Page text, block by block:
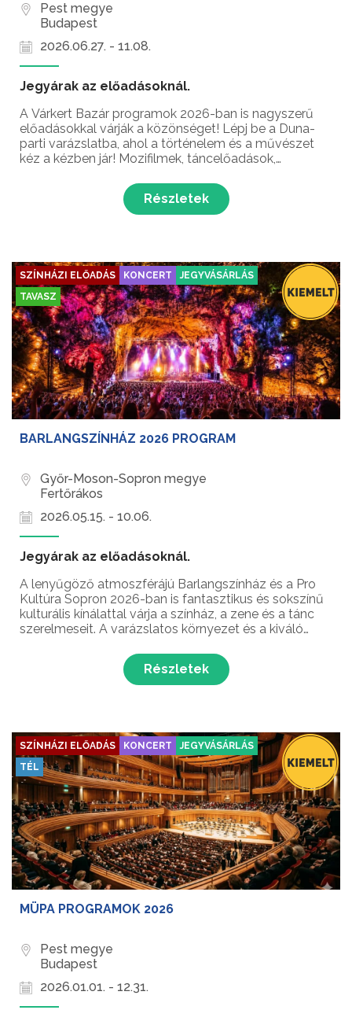
Pest megye
Budapest
2026.06.27. - 11.08.
Jegyárak az előadásoknál.
A Várkert Bazár programok 2026-ban is nagyszerű
előadásokkal várják a közönséget! Lépj be a Duna-
parti varázslatba, ahol a történelem és a művészet
kéz a kézben jár! Mozifilmek, táncelőadások,
helyen, Budapest ékszerdobozában a Várkert
Részletek
SZÍNHÁZI ELŐADÁS KONCERT
JEGYVÁSÁRLÁS
TAVASZ
BARLANGSZÍNHÁZ 2026 PROGRAM
Győr-Moson-Sopron megye
Fertőrákos
2026.05.15. - 10.06.
Jegyárak az előadásoknál.
A lenyűgöző atmoszférájú Barlangszínház és a Pro
Kultúra Sopron 2026-ban is fantasztikus és sokszínű
kulturális kínálattal várja a színház, a zene és a tánc
szerelmeseit. A varázslatos környezet és a kiváló
tesz, legyen szó fergeteges vígjátékról, rockm...
Részletek
SZÍNHÁZI ELŐADÁS KONCERT
JEGYVÁSÁRLÁS
TÉL
MÜPA PROGRAMOK 2026
Pest megye
Budapest
2026.01.01. - 12.31.